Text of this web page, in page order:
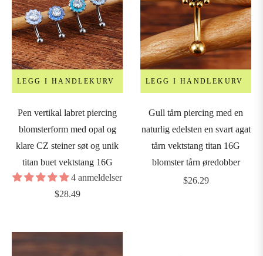
LEGG I HANDLEKURV
Pen vertikal labret piercing
blomsterform med opal og
klare CZ steiner søt og unik
titan buet vektstang 16G
4 anmeldelser
Vanlig
$28.49
LEGG I HANDLEKURV
Gull tårn piercing med en
naturlig edelsten en svart agat
tårn vektstang titan 16G
blomster tårn øredobber
Vanlig
$26.29